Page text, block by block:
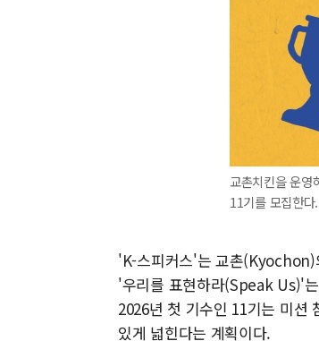
교촌치킨을 운
11기를 모집한
'K-스피커스'는 교촌
'우리를 표현하라(Speak Us)'
2026년 첫 기수인 11기는 미션
있게 넓힌다는 계획이다.